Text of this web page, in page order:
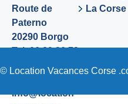
Route de
Paterno
20290 Borgo
Tel. 06 89 36 72
info@location-
La Corse
© Location Vacances Corse